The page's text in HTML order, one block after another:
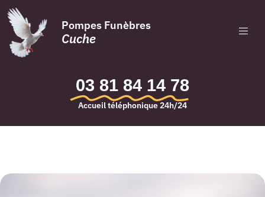
Pompes Funèbres
Cuche
03 81 84 14 78
Accueil téléphonique 24h/24